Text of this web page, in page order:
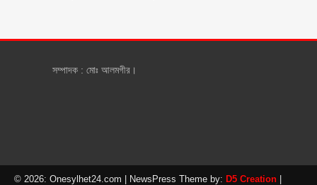
সম্পাদক : মোঃ আলমগীর।
© 2026: Onesylhet24.com | NewsPress Theme by: D5 Creation